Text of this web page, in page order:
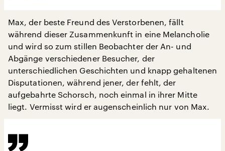
Max, der beste Freund des Verstorbenen, fällt
während dieser Zusammenkunft in eine Melancholie
und wird so zum stillen Beobachter der An- und
Abgänge verschiedener Besucher, der
unterschiedlichen Geschichten und knapp gehaltenen
Disputationen, während jener, der fehlt, der
aufgebahrte Schorsch, noch einmal in ihrer Mitte
liegt. Vermisst wird er augenscheinlich nur von Max.